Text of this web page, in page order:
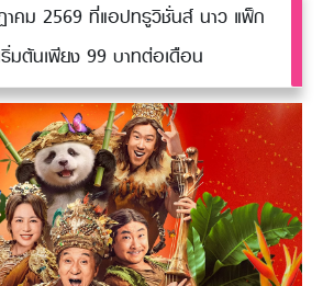
คม 2569 ที่แอปทรูวิชั่นส์ นาว แพ็ก
มต้นเพียง 99 บาทต่อเดือน